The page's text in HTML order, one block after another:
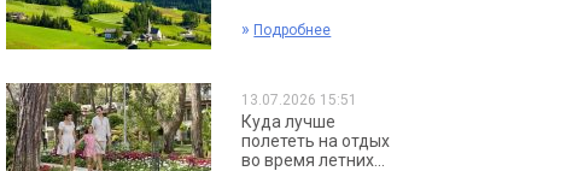
» Подробнее
13.07.2026 15:51
Куда лучше
полететь на отдых
во время летних...